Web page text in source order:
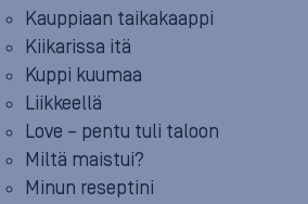
Kauppiaan taikakaappi
Kiikarissa itä
Kuppi kuumaa
Liikkeellä
Love – pentu tuli taloon
Miltä maistui?
Minun reseptini